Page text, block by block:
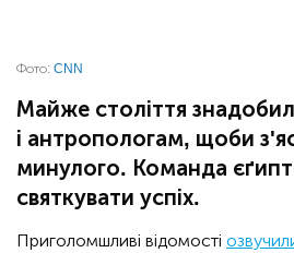
Фото: CNN
Майже століття
і антропологам, щоби
минулого. Команда
святкувати успіх.
Приголомшливі відомості